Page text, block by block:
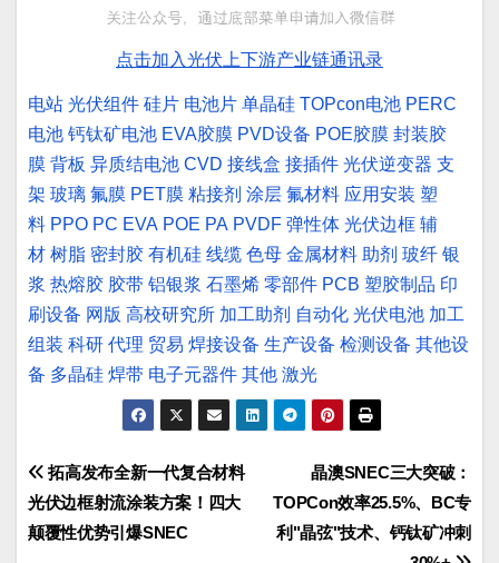
点击加入光伏上下游产业链通讯录
电站 光伏组件 硅片 电池片 单晶硅 TOPcon电池 PERC
电池 钙钛矿电池 EVA胶膜 PVD设备 POE胶膜 封装胶
膜 背板 异质结电池 CVD 接线盒 接插件 光伏逆变器 支
架 玻璃 氟膜 PET膜 粘接剂 涂层 氟材料 应用安装 塑
料 PPO PC EVA POE PA PVDF 弹性体 光伏边框 辅
材 树脂 密封胶 有机硅 线缆 色母 金属材料 助剂 玻纤 银
浆 热熔胶 胶带 铝银浆 石墨烯 零部件 PCB 塑胶制品 印
刷设备 网版 高校研究所 加工助剂 自动化 光伏电池 加工
组装 科研 代理 贸易 焊接设备 生产设备 检测设备 其他设
备 多晶硅 焊带 电子元器件 其他 激光
文
章
晶澳SNEC三大突破：
TOPCon效率25.5%、BC专
利"晶弦"技术、钙钛矿冲刺
拓高发布全新一代复合材料
光伏边框射流涂装方案！四大
颠覆性优势引爆SNEC